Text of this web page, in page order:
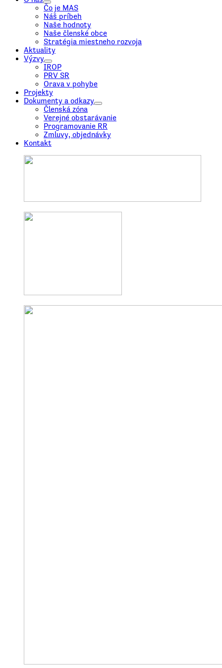
Čo je MAS
Náš príbeh
Naše hodnoty
Naše členské obce
Stratégia miestneho rozvoja
Aktuality
Výzvy
IROP
PRV SR
Orava v pohybe
Projekty
Dokumenty a odkazy
Členská zóna
Verejné obstarávanie
Programovanie RR
Zmluvy, objednávky
Kontakt